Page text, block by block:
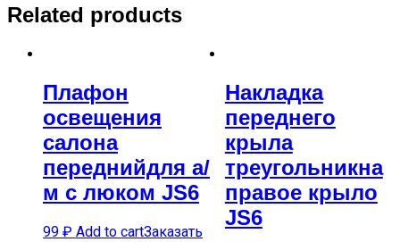
Related products
Плафон
освещения
салона
переднийдля а/
м с люком JS6
99 ₽ Add to cartЗаказать
Накладка
переднего
крыла
треугольникна
правое крыло
JS6